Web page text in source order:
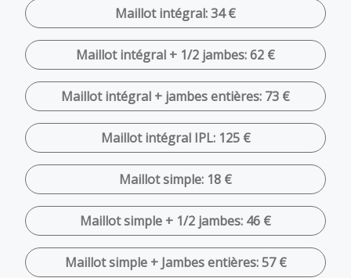
Maillot intégral: 34 €
Maillot intégral + 1/2 jambes: 62 €
Maillot intégral + jambes entières: 73 €
Maillot intégral IPL: 125 €
Maillot simple: 18 €
Maillot simple + 1/2 jambes: 46 €
Maillot simple + Jambes entières: 57 €